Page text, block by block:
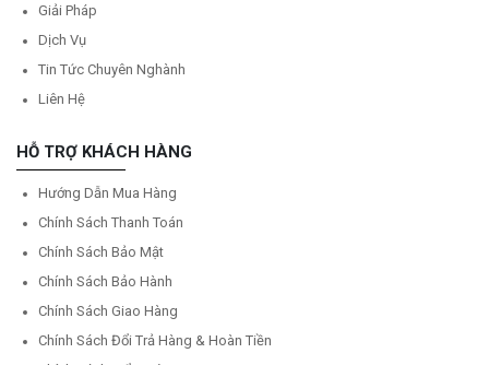
Giải Pháp
Dịch Vụ
Tin Tức Chuyên Nghành
Liên Hệ
HỖ TRỢ KHÁCH HÀNG
Hướng Dẫn Mua Hàng
Chính Sách Thanh Toán
Chính Sách Bảo Mật
Chính Sách Bảo Hành
Chính Sách Giao Hàng
Chính Sách Đổi Trả Hàng & Hoàn Tiền